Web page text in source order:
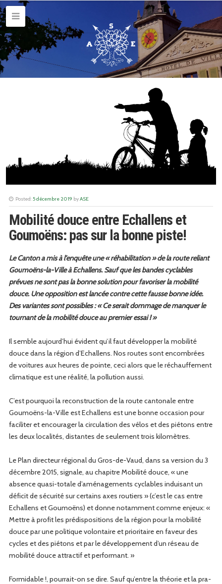
Posted: 5 décembre 2019 byASE
Mobilité douce entre Echallens et
Goumoëns: pas sur la bonne piste!
Le Can­ton a mis à l’enquête une « réha­bil­i­ta­tion » de la route reliant
Goumoëns-la-Ville à Echal­lens. Sauf que les ban­des cyclables
prévues ne sont pas la bonne solu­tion pour favoris­er la mobil­ité
douce. Une oppo­si­tion est lancée con­tre cette fausse bonne idée.
Des vari­antes sont pos­si­bles : « Ce serait dom­mage de man­quer le
tour­nant de la mobil­ité douce au pre­mier essai ! »
Il sem­ble aujourd’hui évi­dent qu’il faut dévelop­per la mobil­ité
douce dans la région d’Echallens. Nos routes sont encom­brées
de voitures aux heures de pointe, ceci alors que le réchauf­fe­ment
cli­ma­tique est une réal­ité, la pol­lu­tion aussi.
C’est pourquoi la recon­struc­tion de la route can­tonale entre
Goumoëns-la-Ville est Echal­lens est une bonne occa­sion pour
faciliter et encour­ager la cir­cu­la­tion des vélos et des pié­tons entre
les deux local­ités, dis­tantes de seule­ment trois kilomètres.
Le Plan directeur région­al du Gros-de-Vaud, dans sa ver­sion du 3
décem­bre 2015, sig­nale, au chapitre Mobil­ité douce, « une
absence qua­si-totale d’aménagements cyclables induisant un
déficit de sécu­rité sur cer­tains axes routiers » (c’est le cas entre
Echal­lens et Goumoëns) et donne notam­ment comme enjeux: «
Met­tre à prof­it les prédis­po­si­tions de la région pour la mobil­ité
douce par une poli­tique volon­taire et pri­or­i­taire en faveur des
cycles et des pié­tons et par le développe­ment d’un réseau de
mobil­ité douce attrac­t­if et performant. »
For­mi­da­ble !, pour­rait-on se dire. Sauf qu’entre la théorie et la pra­